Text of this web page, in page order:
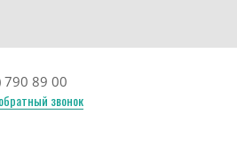
790 89 00
звонок